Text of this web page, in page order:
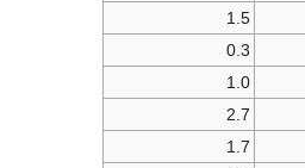
1.5
0.3
1.0
2.7
1.7